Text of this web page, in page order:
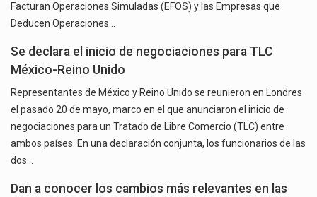
Facturan Operaciones Simuladas (EFOS) y las Empresas que
Deducen Operaciones…
Se declara el inicio de negociaciones para TLC
México-Reino Unido
Representantes de México y Reino Unido se reunieron en Londres
el pasado 20 de mayo, marco en el que anunciaron el inicio de
negociaciones para un Tratado de Libre Comercio (TLC) entre
ambos países. En una declaración conjunta, los funcionarios de las
dos…
Dan a conocer los cambios más relevantes en las